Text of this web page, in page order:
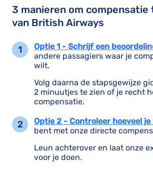
3 manieren om compensatie
van British Airways
Optie 1 - Schrijf een
andere passagiers waar je
wilt.
Volg daarna de stapsgewijze
2 minuutjes te zien of je recht
compensatie.
Optie 2 - Controleer hoeveel
bent met onze directe
Leun achterover en laat onze
voor je doen.